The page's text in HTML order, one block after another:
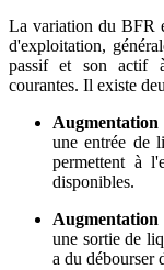
La variation du BFR
d'exploitation,
passif et son actif
courantes. Il existe
une entrée de
permettent à
disponibles.
une sortie de
a du débourser